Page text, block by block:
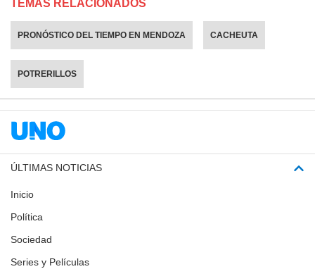
TEMAS RELACIONADOS
PRONÓSTICO DEL TIEMPO EN MENDOZA CACHEUTA
POTRERILLOS
ÚLTIMAS NOTICIAS
Inicio
Política
Sociedad
Series y Películas